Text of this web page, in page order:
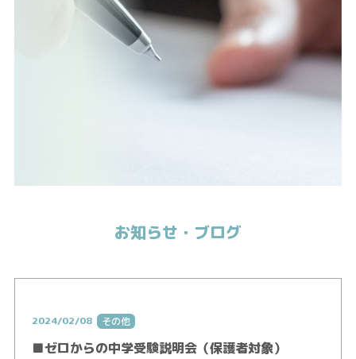
お知らせ・ブログ
2024/02/08 その他
■ゼロからの中学受験説明会（保護者対象）